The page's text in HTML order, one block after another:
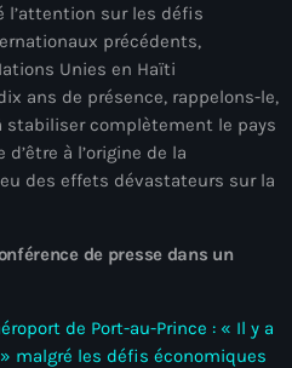
l’attention sur les défis
précédents,
Unies en Haïti
ans de présence, rappelons-le,
stabiliser complètement le pays
à l’origine de la
des effets dévastateurs sur la
de presse dans un
de Port-au-Prince : « Il y a
malgré les défis économiques